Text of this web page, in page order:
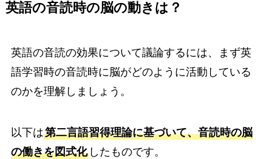
英語の音読時の脳の動きは？
英語の音読の効果について議論するには、まず英
語学習時の音読時に脳がどのように活動している
のかを理解しましょう。
以下は第二言語習得理論に基づいて、音読時の脳
の働きを図式化したものです。